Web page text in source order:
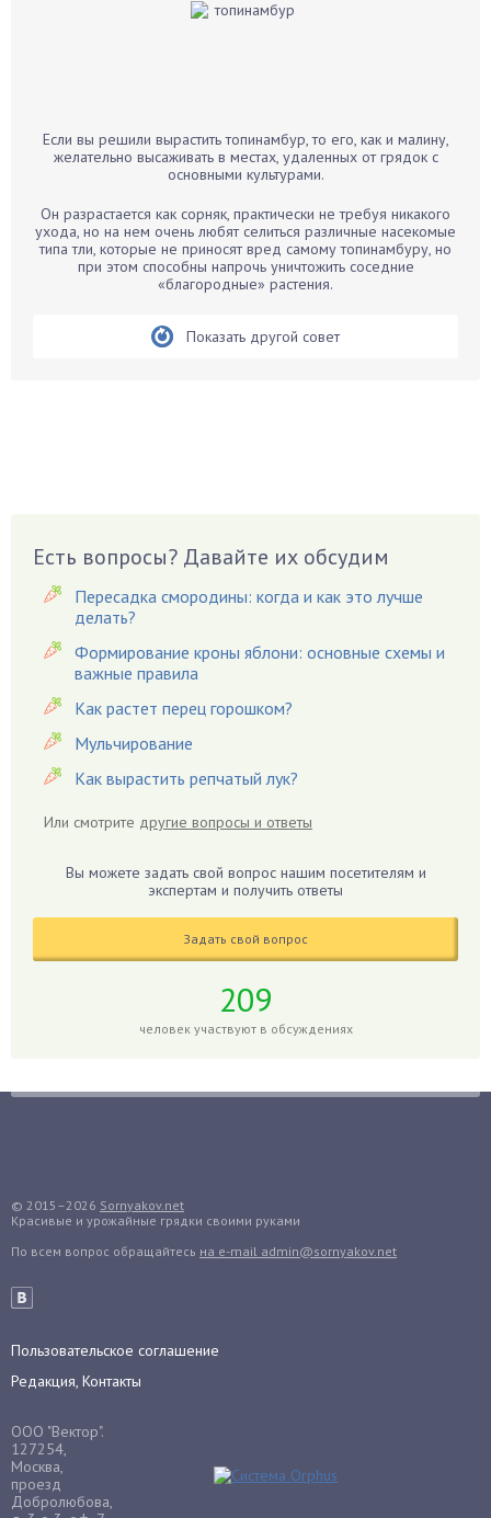
Бархатцы
Белые грибы
Бирючина
Бобовые
Вредители
Гардения
Гацания
Гвоздики
Георгины
Герань
Гиацинт
Гибискус
Гладиолусы
Голубика
Груши
Дайкон
Декабрист
Денежное дерево
Диффенбахия
Дыня
Ежевика
Ежемалина
Если вы решили вырастить топинамбур, то его, как и малину,
желательно высаживать в местах, удаленных от грядок с
основными культурами.
Он разрастается как сорняк, практически не требуя никакого
ухода, но на нем очень любят селиться различные насекомые
типа тли, которые не приносят вред самому топинамбуру, но
при этом способны напрочь уничтожить соседние
«благородные» растения.
Показать другой совет
Есть вопросы? Давайте их обсудим
Пересадка смородины: когда и как это лучше
делать?
Формирование кроны яблони: основные схемы и
важные правила
Как растет перец горошком?
Мульчирование
Как вырастить репчатый лук?
Или смотрите другие вопросы и ответы
Вы можете задать свой вопрос нашим посетителям и
экспертам и получить ответы
Задать свой вопрос
209
человек участвуют в обсуждениях
© 2015–2026 Sornyakov.net
Красивые и урожайные грядки своими руками
По всем вопрос обращайтесь на e-mail admin@sornyakov.net
Пользовательское соглашение
Редакция, Контакты
ООО "Вектор".
127254,
Москва,
проезд
Добролюбова,